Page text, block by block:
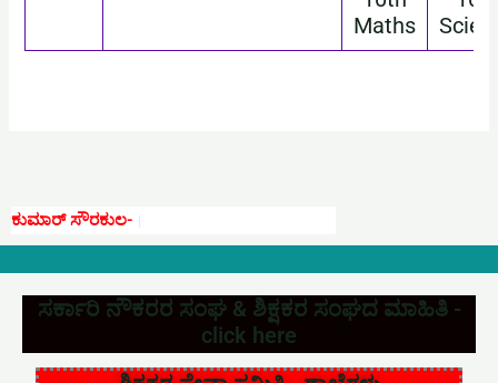
Maths
ಕುಮಾರ್‌ ಸೌರಕುಲ- ಇಲ್ಲಿನ ಶೈಕ್ಷ
ಸರ್ಕಾರಿ ನೌಕರರ ಸಂಘ & ಶಿಕ್ಷಕರ ಸಂಘದ ಮಾಹಿತಿ -
click here